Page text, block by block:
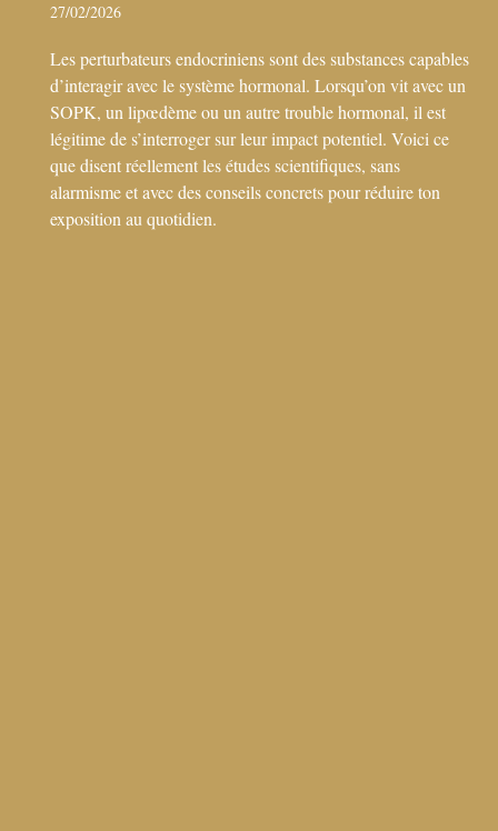
27/02/2026
Les perturbateurs endocriniens sont des substances capables
d’interagir avec le système hormonal. Lorsqu’on vit avec un
SOPK, un lipœdème ou un autre trouble hormonal, il est
légitime de s’interroger sur leur impact potentiel. Voici ce
que disent réellement les études scientifiques, sans
alarmisme et avec des conseils concrets pour réduire ton
exposition au quotidien.